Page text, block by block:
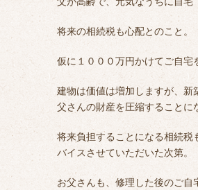
将来の相続税も心配とのこと。
仮に１０００万円かけてご自宅
建物は価値は増加しますが、新
父さんの財産を圧縮することに
将来負担することになる相続税
バイスさせていただいた次第。
お父さんも、修理した後のご自